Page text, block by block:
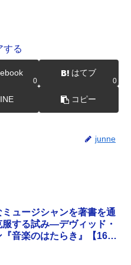
する
0
はてブ
0
コピー
junne
ミュージシャンを著書を通
服する試み―デヴィッド・
『音楽のはたらき』【165